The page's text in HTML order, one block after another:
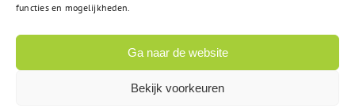
functies en mogelijkheden.
Ga naar de website
Bekijk voorkeuren